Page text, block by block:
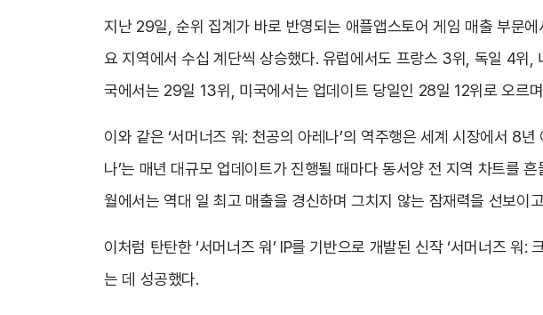
지난 29일, 순위 집계가 바로 반영되는 애플앱스토어 게임 매출 부문
요 지역에서 수십 계단씩 상승했다. 유럽에서도 프랑스 3위, 독일 4위
국에서는 29일 13위, 미국에서는 업데이트 당일인 28일 12위로 오르
이와 같은 ‘서머너즈 워: 천공의 아레나’의 역주행은 세계 시장에서 8
나’는 매년 대규모 업데이트가 진행될 때마다 동서양 전 지역 차트를
월에서는 역대 일 최고 매출을 경신하며 그치지 않는 잠재력을 선보이
이처럼 탄탄한 ‘서머너즈 워’ IP를 기반으로 개발된 신작 ‘서머너즈
는 데 성공했다.